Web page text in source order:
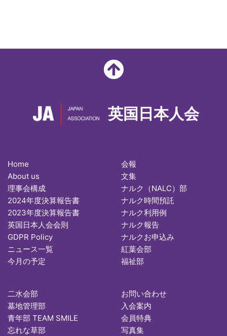
英国日本人会
Home
About us
理事会構成
2024年度決算報告書
2023年度決算報告書
英国日本人会会則
GDPR Policy
ニュース一覧
今月の予定
会報
文集
ナルク（NALC）部
ナルク時間預託
ナルク利用例
ナルク報告
ナルクお申込み
紅葉会部
福祉部
二水会部
墓地管理部
青年部 TEAM SMILE
忘れな草部
お問い合わせ
入会案内
会員特典
写真集